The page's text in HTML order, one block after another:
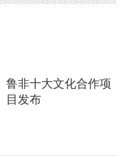
鲁非十大文化合作项
目发布